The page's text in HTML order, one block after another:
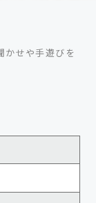
かせや手遊びを